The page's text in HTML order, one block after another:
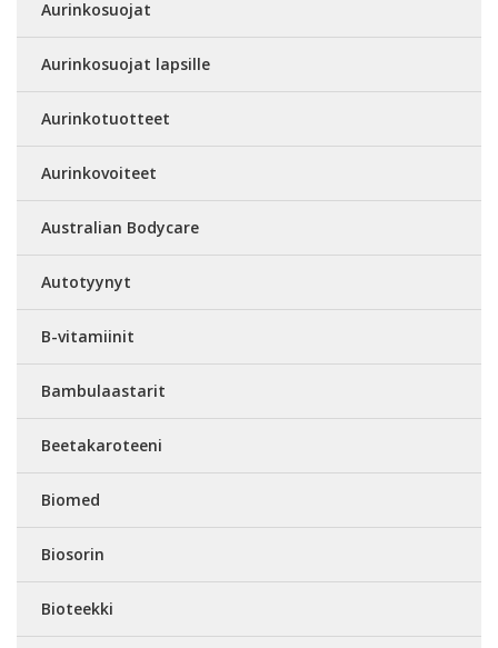
Aurinkosuojat
Aurinkosuojat lapsille
Aurinkotuotteet
Aurinkovoiteet
Australian Bodycare
Autotyynyt
B-vitamiinit
Bambulaastarit
Beetakaroteeni
Biomed
Biosorin
Bioteekki